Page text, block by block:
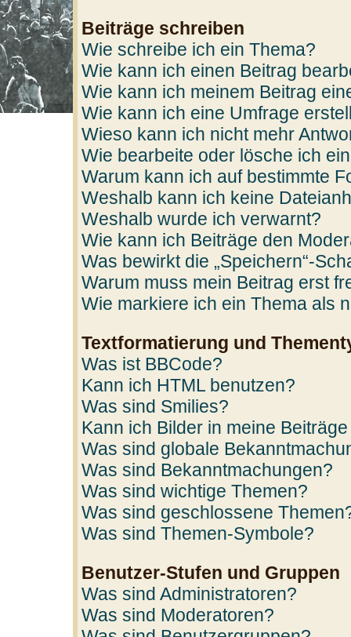
Beiträge schreiben
Wie schreibe ich ein Thema?
Wie kann ich einen Beitrag
Wie kann ich meinem Beitrag
Wie kann ich eine Umfrage
Wieso kann ich nicht mehr
Wie bearbeite oder lösche ich
Warum kann ich auf bestimmte
Weshalb kann ich keine
Weshalb wurde ich verwarnt?
Wie kann ich Beiträge den
Was bewirkt die „Speichern“-
Warum muss mein Beitrag erst
Wie markiere ich ein Thema als
Textformatierung und
Was ist BBCode?
Kann ich HTML benutzen?
Was sind Smilies?
Kann ich Bilder in meine
Was sind globale
Was sind Bekanntmachungen?
Was sind wichtige Themen?
Was sind geschlossene
Was sind Themen-Symbole?
Benutzer-Stufen und Gruppen
Was sind Administratoren?
Was sind Moderatoren?